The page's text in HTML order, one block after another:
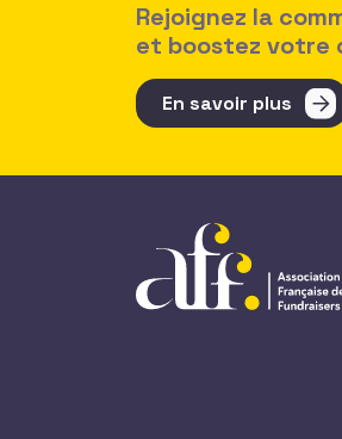
Rejoignez la
et boostez votre
En savoir plus